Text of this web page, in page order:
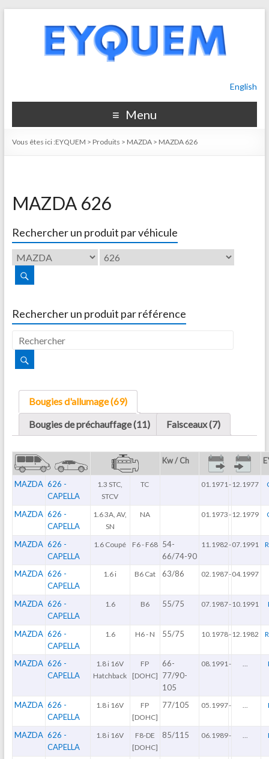
English
Menu
Vous êtes ici :EYQUEM > Produits > MAZDA> MAZDA 626
MAZDA 626
Rechercher un produit par véhicule
Rechercher un produit par référence
Bougies d'allumage (69)
Bougies de préchauffage (11)
Faisceaux (7)
Kw / Ch
MAZDA 626 -
CAPELLA
1.3 STC,
STCV
TC 01.1971 -12.1977
MAZDA 626 -
CAPELLA
1.6 3A, AV,
SN
NA 01.1973-12.1979
MAZDA 626 -
CAPELLA
1.6 Coupé F6 - F68 54-
66/74-90
11.1982-07.1991
MAZDA 626 -
CAPELLA
1.6 i B6 Cat 63/86 02.1987-04.1997
MAZDA 626 -
CAPELLA
1.6 B6 55/75 07.1987-10.1991
MAZDA 626 -
CAPELLA
1.6 H6 - N 55/75 10.1978-12.1982
MAZDA 626 -
CAPELLA
1.8 i 16V
Hatchback
FP
[DOHC]
66-
77/90-
105
08.1991 -
MAZDA 626 -
CAPELLA
1.8 i 16V
FP
[DOHC]
77/105 05.1997-
MAZDA 626 -
CAPELLA
1.8 i 16V
F8-DE
[DOHC]
85/115 06.1989-